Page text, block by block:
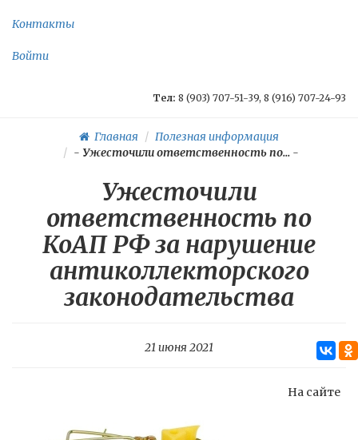
Контакты
Войти
Тел: 8 (903) 707-51-39, 8 (916) 707-24-93
Главная
Полезная информация
- Ужесточили ответственность по... -
Ужесточили
ответственность по
КоАП РФ за нарушение
антиколлекторского
законодательства
21 июня 2021
На сайте